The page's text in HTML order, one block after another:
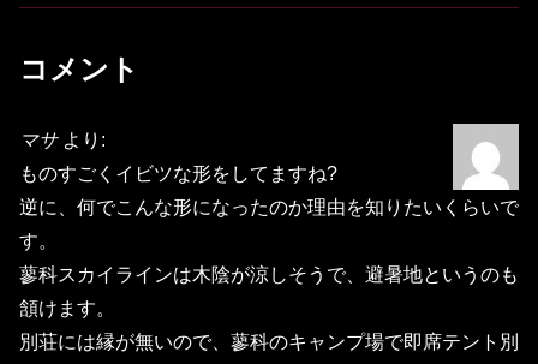
コメント
マサ より:
ものすごくイビツな形をしてますね?
逆に、何でこんな形になったのか理由を知りたいくらいで
す。
蓼科スカイラインは木陰が涼しそうで、避暑地というのも
頷けます。
別荘には縁が無いので、蓼科のキャンプ場で即席テント別